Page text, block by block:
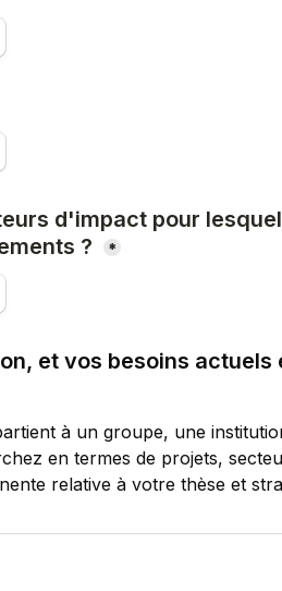
d'impact pour
?
*
et vos besoins actuels
à un groupe, une
en termes de projets,
relative à votre thèse et